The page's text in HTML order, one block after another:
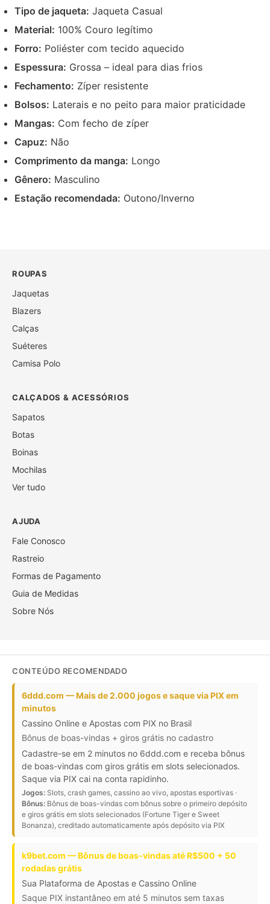
Tipo de jaqueta: Jaqueta Casual
Material: 100% Couro legítimo
Forro: Poliéster com tecido aquecido
Espessura: Grossa – ideal para dias frios
Fechamento: Zíper resistente
Bolsos: Laterais e no peito para maior praticidade
Mangas: Com fecho de zíper
Capuz: Não
Comprimento da manga: Longo
Gênero: Masculino
Estação recomendada: Outono/Inverno
ROUPAS
Jaquetas
Blazers
Calças
Suéteres
Camisa Polo
CALÇADOS & ACESSÓRIOS
Sapatos
Botas
Boinas
Mochilas
Ver tudo
AJUDA
Fale Conosco
Rastreio
Formas de Pagamento
Guia de Medidas
Sobre Nós
CONTEÚDO RECOMENDADO
6ddd.com — Mais de 2.000 jogos e saque via PIX em
minutos
Cassino Online e Apostas com PIX no Brasil
Bônus de boas-vindas + giros grátis no cadastro
Cadastre-se em 2 minutos no 6ddd.com e receba bônus
de boas-vindas com giros grátis em slots selecionados.
Saque via PIX cai na conta rapidinho.
Jogos: Slots, crash games, cassino ao vivo, apostas esportivas ·
Bônus: Bônus de boas-vindas com bônus sobre o primeiro depósito
e giros grátis em slots selecionados (Fortune Tiger e Sweet
Bonanza), creditado automaticamente após depósito via PIX
k9bet.com — Bônus de boas-vindas até R$500 + 50
rodadas grátis
Sua Plataforma de Apostas e Cassino Online
Saque PIX instantâneo em até 5 minutos sem taxas